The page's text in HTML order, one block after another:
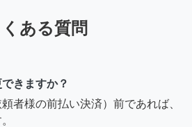
ある質問
きますか？
者様の前払い決済）前であれば、